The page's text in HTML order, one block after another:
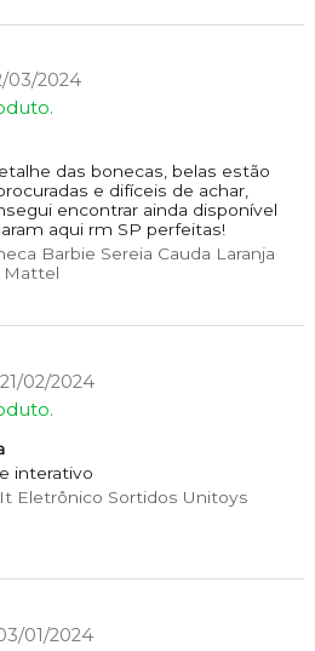
03/2024
das bonecas, belas estão
e difíceis de achar,
encontrar ainda disponível
aqui rm SP perfeitas!
Barbie Sereia Cauda Laranja
Mattel
21/02/2024
interativo
Eletrônico Sortidos Unitoys
01/2024